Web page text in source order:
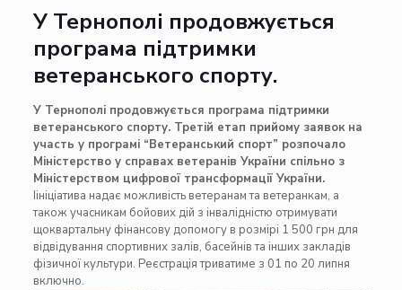
У Тернополі продовжується
програма підтримки
ветеранського спорту.
У Тернополі продовжується програма підтримки
ветеранського спорту. Третій етап прийому заявок на
участь у програмі “Ветеранський спорт” розпочало
Міністерство у справах ветеранів України спільно з
Міністерством цифрової трансформації України.
Іініціатива надає можливість ветеранам та ветеранкам, а
також учасникам бойових дій з інвалідністю отримувати
щоквартальну фінансову допомогу в розмірі 1 500 грн для
відвідування спортивних залів, басейнів та інших закладів
фізичної культури. Реєстрація триватиме з 01 по 20 липня
включно.